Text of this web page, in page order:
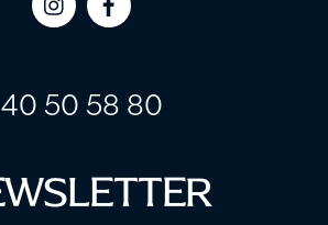
Icon
Icon
40 50 58 80